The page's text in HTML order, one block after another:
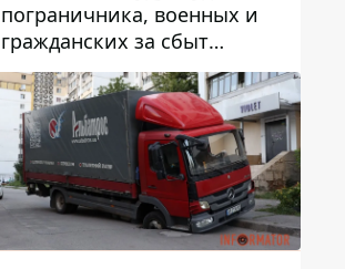
пограничника, военных и
гражданских за сбыт
психотропов